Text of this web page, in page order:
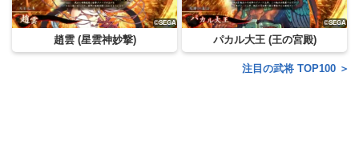
趙雲 (星雲神妙撃) パカル大王 (王の宮殿)
注目の武将 TOP100 ＞